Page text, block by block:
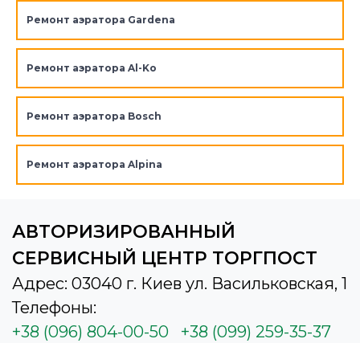
Ремонт аэратора Gardena
Ремонт аэратора Al-Ko
Ремонт аэратора Bosch
Ремонт аэратора Alpina
АВТОРИЗИРОВАННЫЙ
СЕРВИСНЫЙ ЦЕНТР ТОРГПОСТ
Адрес: 03040 г. Киев ул. Васильковская, 1
Телефоны:
+38 (096) 804-00-50
+38 (099) 259-35-37